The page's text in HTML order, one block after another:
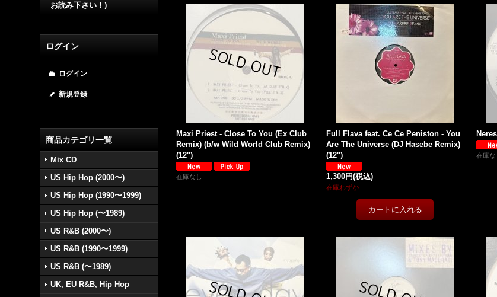
お読み下さい！)
ログイン
ログイン
新規登録
商品カテゴリ一覧
Mix CD
US Hip Hop (2000〜)
US Hip Hop (1990〜1999)
US Hip Hop (〜1989)
US R&B (2000〜)
US R&B (1990〜1999)
US R&B (〜1989)
UK, EU R&B, Hip Hop
Maxi Priest - Close To You (Ex Club
Remix) (b/w Wild World Club Remix)
(12'')
在庫なし
Full Flava feat. Ce Ce Peniston - You
Are The Universe (DJ Hasebe Remix)
(12'')
1,300円(税込)
在庫わずか
在庫な